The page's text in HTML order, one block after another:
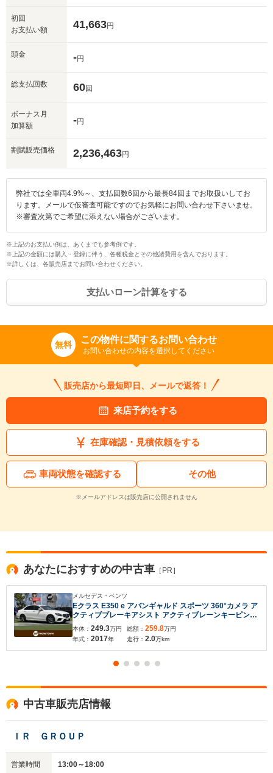
初回
お支払い額
41,663円
頭金 -円
総支払回数 60回
ボーナス月
加算額
-円
割賦販売価格 2,236,463円
弊社では全車両4.9%～、支払回数6回から最長84回までお取扱いしてお
ります。メールで仮審査可能ですのでお気軽にお問い合わせ下さいませ。
※審査次第でご希望に添えない場合がございます。
※上記のお支払い例は、あくまでも参考例です。
※上記の金額には購入・登録に伴う、各種税金とその他諸費用を含んでおります。
※詳しくは、各販売店までお問い合わせください。
支払いローン計算をする
無料 この物件に関するお問い合わせ
お問い合わせの内容を選択してください
販売店から最短即日、メールで返答！
来店予約をする
在庫確認・見積依頼をする
車両状態を確認する その他
※メールアドレスは販売店に公開されません
あなたにおすすめの中古車 ［PR］
メルセデス・ベンツ
Eクラス E350 e アバンギャルド スポーツ 360°カメラ ア
クティブブレーキアシスト アクティブレーンキーピング
アシスト ブラインドスポットアシスト アテンションアシ
スト ディストロニック パワートランクリッド 純正12.3
インチナビ ETC
本体： 249.3万円
年式： 2017年
総額： 259.8万円
走行： 2.0万km
中古車販売店情報
ＩＲ ＧＲＯＵＰ
営業時間 13:00～18:00